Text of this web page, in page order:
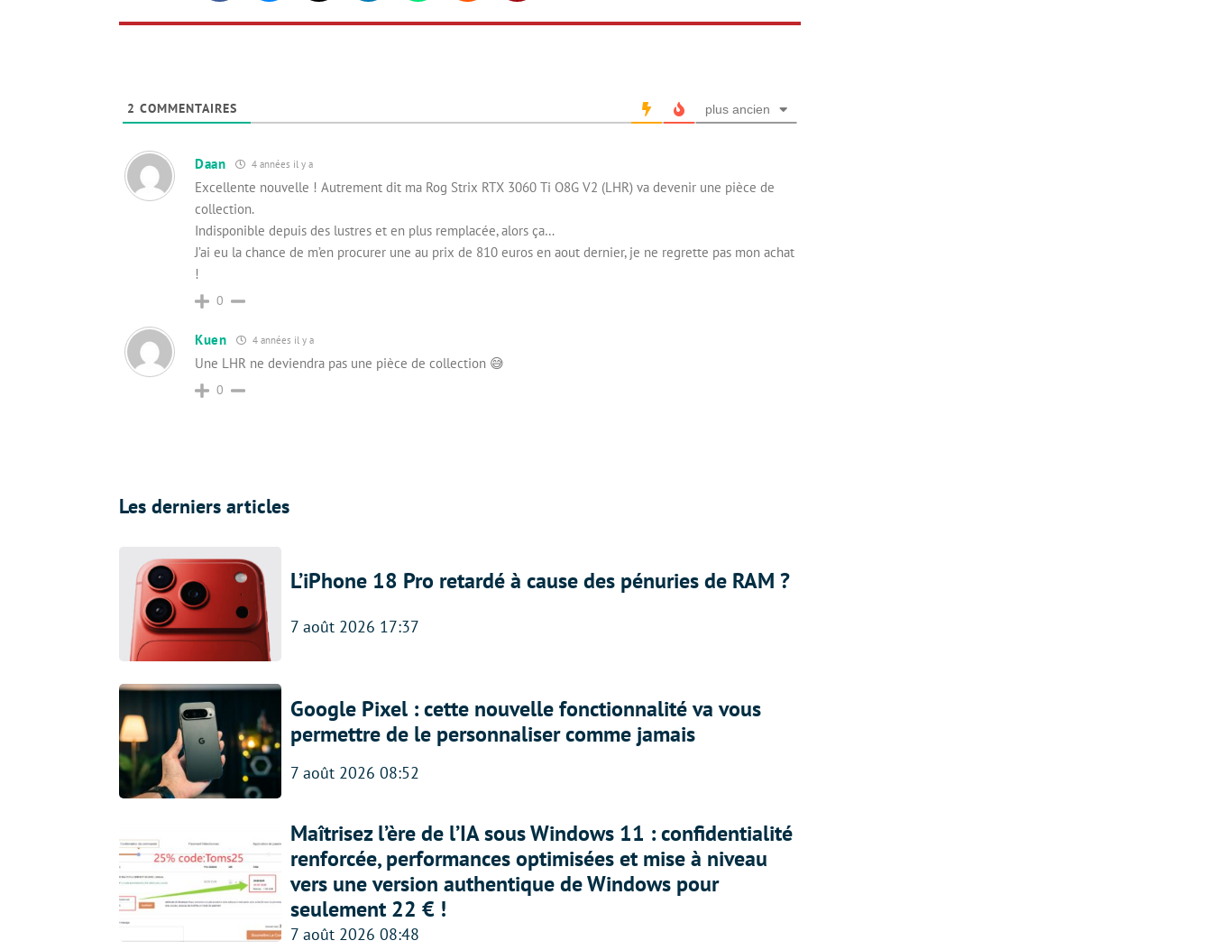
2 COMMENTAIRES plus ancien
Daan 4 années il y a
Excellente nouvelle ! Autrement dit ma Rog Strix RTX 3060 Ti O8G V2 (LHR) va devenir une pièce de
collection.
Indisponible depuis des lustres et en plus remplacée, alors ça…
J’ai eu la chance de m’en procurer une au prix de 810 euros en aout dernier, je ne regrette pas mon achat
!
0
Kuen 4 années il y a
Une LHR ne deviendra pas une pièce de collection 😅
0
Les derniers articles
L’iPhone 18 Pro retardé à cause des pénuries de RAM ?
7 août 2026 17:37
Google Pixel : cette nouvelle fonctionnalité va vous
permettre de le personnaliser comme jamais
7 août 2026 08:52
Maîtrisez l’ère de l’IA sous Windows 11 : confidentialité
renforcée, performances optimisées et mise à niveau
vers une version authentique de Windows pour
seulement 22 € !
7 août 2026 08:48